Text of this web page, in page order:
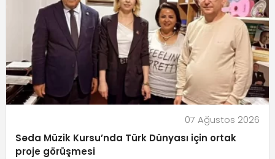
07 Ağustos 2026
Səda Müzik Kursu’nda Türk Dünyası için ortak
proje görüşmesi